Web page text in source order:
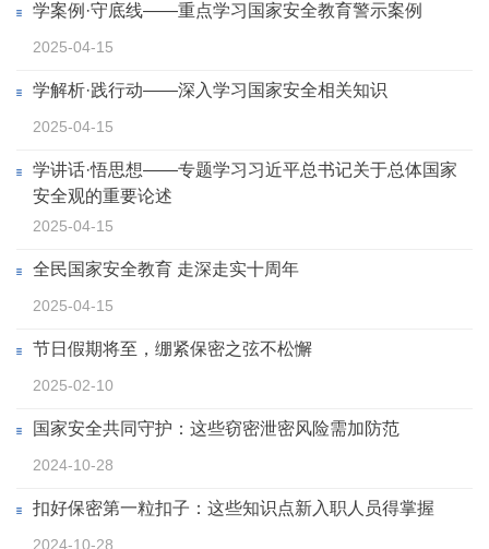
学案例·守底线——重点学习国家安全教育警示案例
2025-04-15
学解析·践行动——深入学习国家安全相关知识
2025-04-15
学讲话·悟思想——专题学习习近平总书记关于总体国家
安全观的重要论述
2025-04-15
全民国家安全教育 走深走实十周年
2025-04-15
节日假期将至，绷紧保密之弦不松懈
2025-02-10
国家安全共同守护：这些窃密泄密风险需加防范
2024-10-28
扣好保密第一粒扣子：这些知识点新入职人员得掌握
2024-10-28